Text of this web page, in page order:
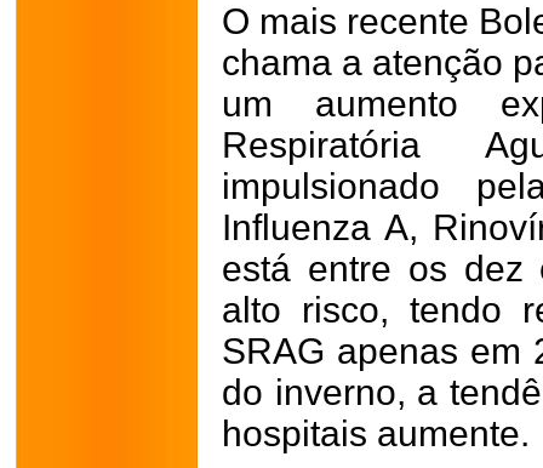
O mais recente
chama a atenção
um aumento
Respiratória
impulsionado
Influenza A,
está entre os dez
alto risco, tendo
SRAG apenas em
do inverno, a
hospitais aumente.